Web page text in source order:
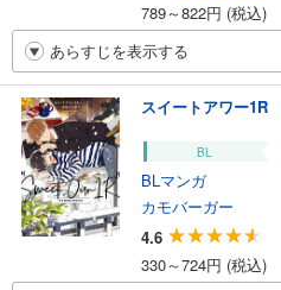
789～822円 (税込)
あらすじを表示する
スイートアワー1R
BL
BLマンガ
カモバーガー
4.6
330～724円 (税込)